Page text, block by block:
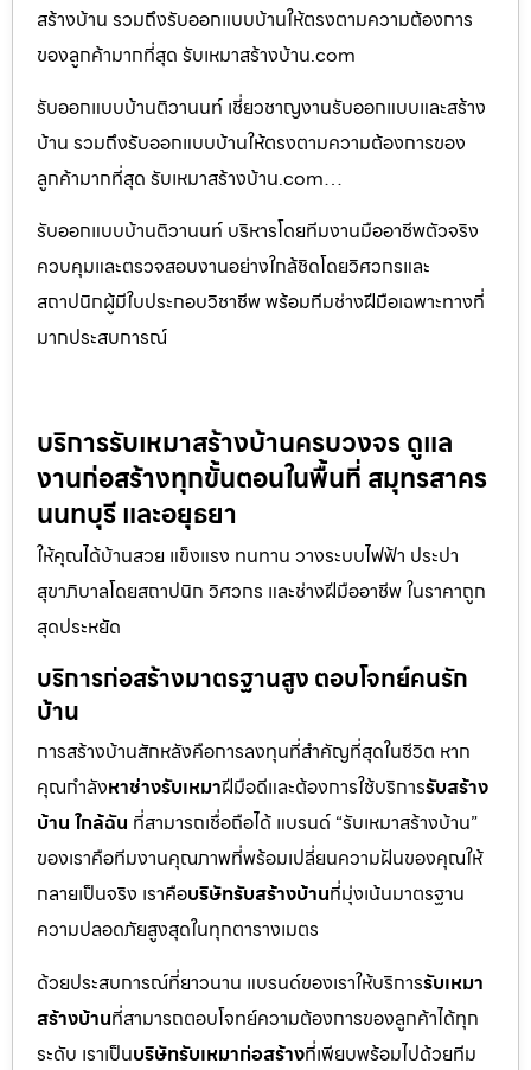
สร้างบ้าน รวมถึงรับออกแบบบ้านให้ตรงตามความต้องการ
ของลูกค้ามากที่สุด รับเหมาสร้างบ้าน.com
รับออกแบบบ้านติวานนท์ เชี่ยวชาญงานรับออกแบบและสร้าง
บ้าน รวมถึงรับออกแบบบ้านให้ตรงตามความต้องการของ
ลูกค้ามากที่สุด รับเหมาสร้างบ้าน.com…
รับออกแบบบ้านติวานนท์ บริหารโดยทีมงานมืออาชีพตัวจริง
ควบคุมและตรวจสอบงานอย่างใกล้ชิดโดยวิศวกรและ
สถาปนิกผู้มีใบประกอบวิชาชีพ พร้อมทีมช่างฝีมือเฉพาะทางที่
มากประสบการณ์
บริการรับเหมาสร้างบ้านครบวงจร ดูแล
งานก่อสร้างทุกขั้นตอนในพื้นที่ สมุทรสาคร
นนทบุรี และอยุธยา
ให้คุณได้บ้านสวย แข็งแรง ทนทาน วางระบบไฟฟ้า ประปา
สุขาภิบาลโดยสถาปนิก วิศวกร และช่างฝีมืออาชีพ ในราคาถูก
สุดประหยัด
บริการก่อสร้างมาตรฐานสูง ตอบโจทย์คนรัก
บ้าน
การสร้างบ้านสักหลังคือการลงทุนที่สำคัญที่สุดในชีวิต หาก
คุณกำลังหาช่างรับเหมาฝีมือดีและต้องการใช้บริการรับสร้าง
บ้าน ใกล้ฉัน ที่สามารถเชื่อถือได้ แบรนด์ “รับเหมาสร้างบ้าน”
ของเราคือทีมงานคุณภาพที่พร้อมเปลี่ยนความฝันของคุณให้
กลายเป็นจริง เราคือบริษัทรับสร้างบ้านที่มุ่งเน้นมาตรฐาน
ความปลอดภัยสูงสุดในทุกตารางเมตร
ด้วยประสบการณ์ที่ยาวนาน แบรนด์ของเราให้บริการรับเหมา
สร้างบ้านที่สามารถตอบโจทย์ความต้องการของลูกค้าได้ทุก
ระดับ เราเป็นบริษัทรับเหมาก่อสร้างที่เพียบพร้อมไปด้วยทีม